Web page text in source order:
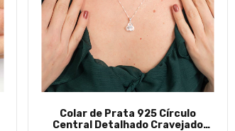
Colar de Prata 925 Círculo
Central Detalhado Cravejado